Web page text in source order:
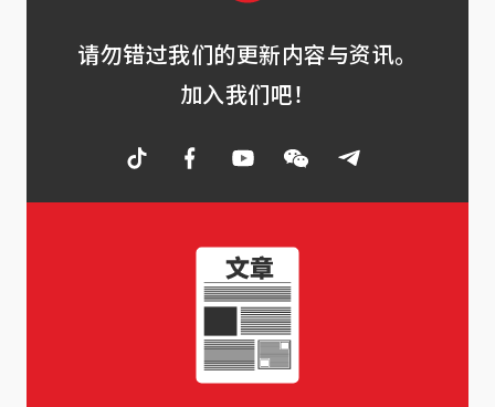
请勿错过我们的更新内容与资讯。
加入我们吧！